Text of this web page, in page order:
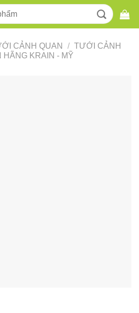
CẢNH QUAN / TƯỚI CẢNH
HÃNG KRAIN - MỸ